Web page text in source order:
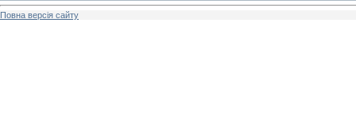
Повна версія сайту